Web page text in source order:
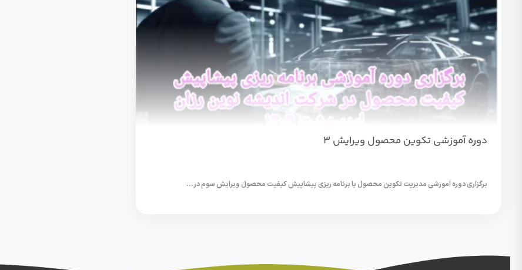
دوره آموزشی تکوین محصول ویرایش ۳
برگزاری دوره آموزشی مدیریت تکوین محصول یا برنامه ریزی پیشاپیش کیفیت محصول ویرایش سوم در...